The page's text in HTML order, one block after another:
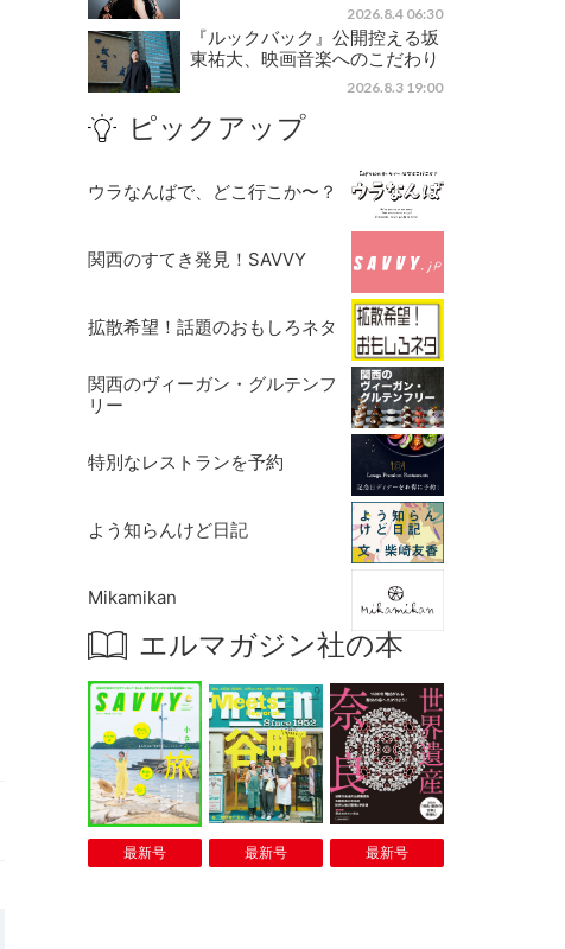
2026.8.4 06:30
『ルックバック』公開控える坂
東祐大、映画音楽へのこだわり
2026.8.3 19:00
ピックアップ
ウラなんばで、どこ行こか〜？
関西のすてき発見！SAVVY
拡散希望！話題のおもしろネタ
関西のヴィーガン・グルテンフ
リー
特別なレストランを予約
よう知らんけど日記
Mikamikan
エルマガジン社の本
最新号 最新号 最新号